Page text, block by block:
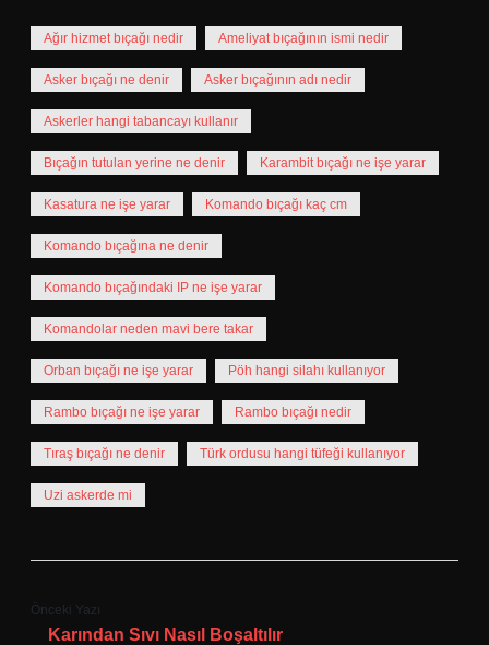
Ağır hizmet bıçağı nedir Ameliyat bıçağının ismi nedir
Asker bıçağı ne denir Asker bıçağının adı nedir
Askerler hangi tabancayı kullanır
Bıçağın tutulan yerine ne denir Karambit bıçağı ne işe yarar
Kasatura ne işe yarar Komando bıçağı kaç cm
Komando bıçağına ne denir
Komando bıçağındaki IP ne işe yarar
Komandolar neden mavi bere takar
Orban bıçağı ne işe yarar Pöh hangi silahı kullanıyor
Rambo bıçağı ne işe yarar Rambo bıçağı nedir
Tıraş bıçağı ne denir Türk ordusu hangi tüfeği kullanıyor
Uzi askerde mi
Önceki Yazı
Karından Sıvı Nasıl Boşaltılır